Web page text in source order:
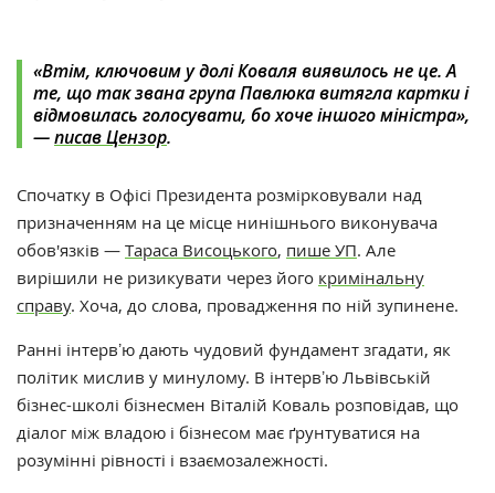
«Втім, ключовим у долі Коваля виявилось не це. А
те, що так звана група Павлюка витягла картки і
відмовилась голосувати, бо хоче іншого міністра»,
—писав Цензор.
Спочатку в Офісі Президента розмірковували над
призначенням на це місце нинішнього виконувача
обов'язків — Тараса Висоцького, пише УП. Але
вирішили не ризикувати через його кримінальну
справу. Хоча, до слова, провадження по ній зупинене.
Ранні інтервʼю дають чудовий фундамент згадати, як
політик мислив у минулому. В інтервʼю Львівській
бізнес-школі бізнесмен Віталій Коваль розповідав, що
діалог між владою і бізнесом має ґрунтуватися на
розумінні рівності і взаємозалежності.